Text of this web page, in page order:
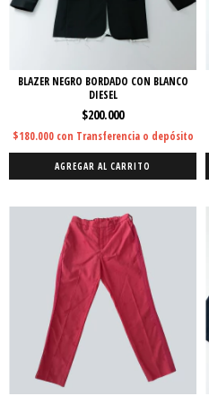
BLAZER NEGRO BORDADO CON BLANCO
DIESEL
$200.000
$180.000 con Transferencia o depósito
AGREGAR AL CARRITO